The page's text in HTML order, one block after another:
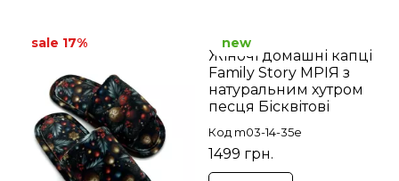
sale 17%
Жіночі домашні капці
Family Story МРІЯ з
натуральним хутром
песця Бісквітові
Код m03-14-35e
1499 грн.
new